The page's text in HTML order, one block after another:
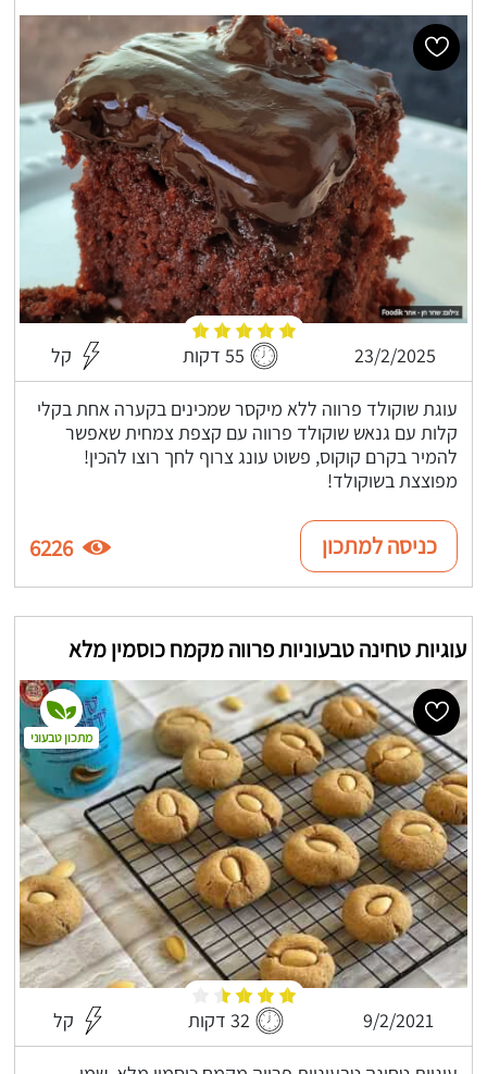
23/2/2025 55 דקות קל
עוגת שוקולד פרווה ללא מיקסר שמכינים בקערה אחת בקלי
קלות עם גנאש שוקולד פרווה עם קצפת צמחית שאפשר
להמיר בקרם קוקוס, פשוט עונג צרוף לחך רוצו להכין!
מפוצצת בשוקולד!
כניסה למתכון 6226
עוגיות טחינה טבעוניות פרווה מקמח כוסמין מלא
9/2/2021 32 דקות קל
מתכון טבעוני